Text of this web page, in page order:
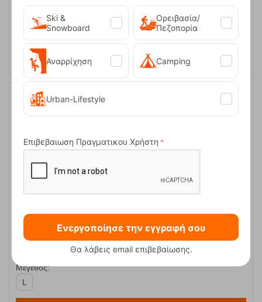
S
ΕΠΙΛΟΓΕΣ
20%
Ανδρική Μπλούζα Fleece Perfecto1/4 Atlantic Green Protest
Κωδικός: FRE-17120
34,99
Μέγεθος:
L
Ski &
Snowboard
Ορειβασία/
Πεζοπορία
Αναρρίχηση Camping
Urban-Lifestyle
Επιβεβαιωση Πραγματικου Χρήστη
Ενεργοποίησε την εγγραφή σου
Θα λάβεις email επιβεβαίωσης.